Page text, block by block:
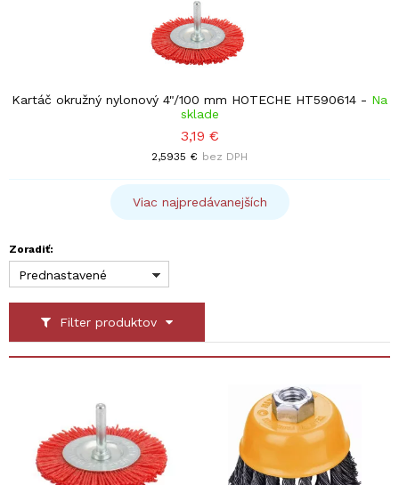
Kartáč okružný nylonový 4"/100 mm HOTECHE HT590614 - Na
sklade
3,19 €
2,5935 € bez DPH
Viac najpredávanejších
Filter produktov
Zoradiť:
Prednastavené